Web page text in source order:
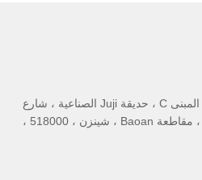
101، 201 المبنى A و 301 المبنى C ، حديقة Juji الصناعية ، شارع
Yabianxueziwei Shajing ، مقاطعة Baoan ، شينزن ، 518000 ،